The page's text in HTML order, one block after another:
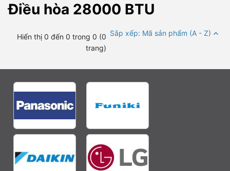
Điều hòa 28000 BTU
Sắp xếp: Mã sản phẩm (A - Z)
Hiển thị 0 đến 0 trong 0 (0
trang)